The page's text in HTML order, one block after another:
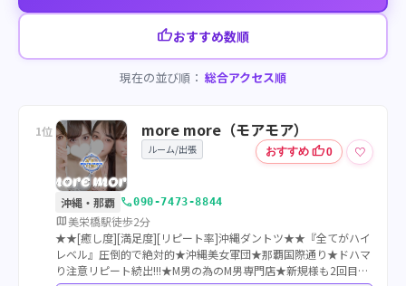
thumb_upおすすめ数順
現在の並び順： 総合アクセス順
1位 more more（モアモア）
ルーム/出張 おすすめ thumb_up0 ♡
沖縄・那覇 call090-7473-8844
map美栄橋駅徒歩2分
★★[癒し度][満足度][リピート率]沖縄ダントツ★★『全てがハイ
レベル』圧倒的で絶対的★沖縄美女軍団★那覇国際通り★ドハマ
り注意リピート続出!!!★M男の為のM男専門店★新規様も2回目様